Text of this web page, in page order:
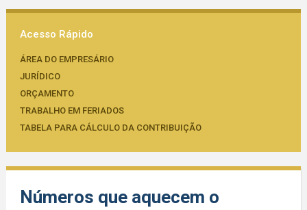
Acesso Rápido
ÁREA DO EMPRESÁRIO
JURÍDICO
ORÇAMENTO
TRABALHO EM FERIADOS
TABELA PARA CÁLCULO DA CONTRIBUIÇÃO
Números que aquecem o